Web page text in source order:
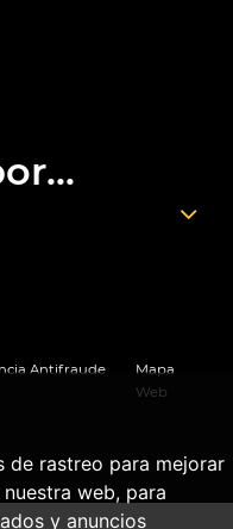
de rastreo para mejorar
web, para
y anuncios
Antifraude
Mapa
Web